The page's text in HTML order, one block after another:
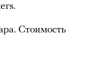
Стоимость